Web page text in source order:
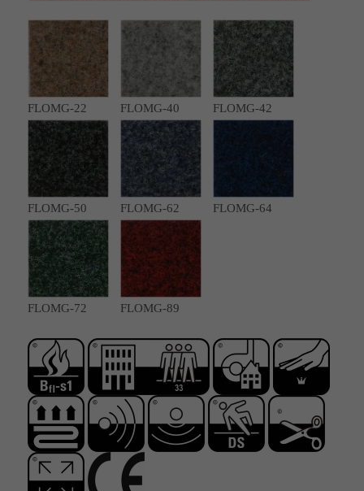
FLOMG-22 FLOMG-40 FLOMG-42
FLOMG-50 FLOMG-62 FLOMG-64
FLOMG-72 FLOMG-89